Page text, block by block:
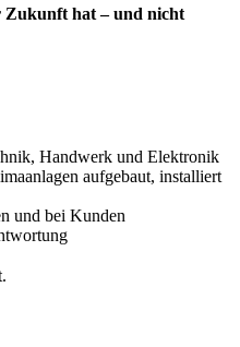
Zukunft hat – und nicht
Handwerk und Elektronik
aufgebaut, installiert
und bei Kunden